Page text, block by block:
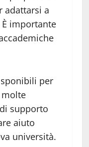
adattarsi a
importante
per
supporto
aiuto
università.